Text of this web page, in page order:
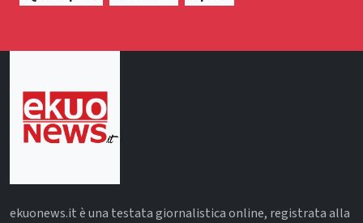
ekuonews.it è una testata giornalistica online, registrata alla